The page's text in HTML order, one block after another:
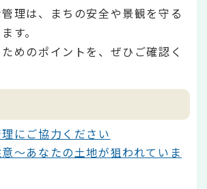
理は、まちの安全や景観を守る
す。
めのポイントを、ぜひご確認く
にご協力ください
～あなたの土地が狙われていま